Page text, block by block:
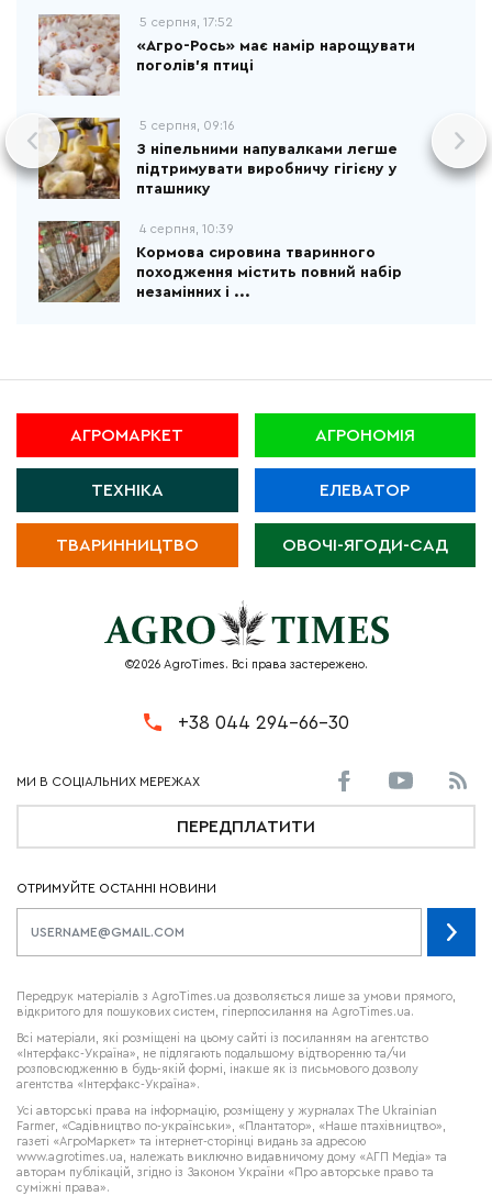
5 серпня, 17:52
«Агро-Рось» має намір нарощувати
поголів'я птиці
5 серпня, 09:16
З ніпельними напувалками легше
підтримувати виробничу гігієну у
пташнику
4 серпня, 10:39
Кормова сировина тваринного
походження містить повний набір
незамінних і ...
АГРОМАРКЕТ АГРОНОМІЯ
ТЕХНІКА ЕЛЕВАТОР
ТВАРИННИЦТВО ОВОЧІ-ЯГОДИ-САД
©2026 AgroTimes. Всі права застережено.
+38 044 294-66-30
ПЕРЕДПЛАТИТИ
ОТРИМУЙТЕ ОСТАННІ НОВИНИ
Передрук матеріалів з AgroTimes.ua дозволяється лише за умови прямого,
відкритого для пошукових систем, гіперпосилання на AgroTimes.ua.
Всі матеріали, які розміщені на цьому сайті із посиланням на агентство
«Інтерфакс-Україна», не підлягають подальшому відтворенню та/чи
розповсюдженню в будь-якій формі, інакше як із письмового дозволу
агентства «Інтерфакс-Україна».
Усі авторські права на інформацію, розміщену у журналах The Ukrainian
Farmer, «Садівництво по-українськи», «Плантатор», «Наше птахівництво»,
газеті «АгроМаркет» та інтернет-сторінці видань за адресою
www.agrotimes.ua, належать виключно видавничому дому «АГП Медіа» та
авторам публікацій, згідно із Законом України «Про авторське право та
суміжні права».